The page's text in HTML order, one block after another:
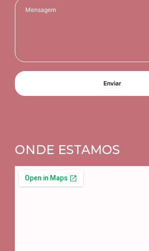
ONDE ESTAMOS